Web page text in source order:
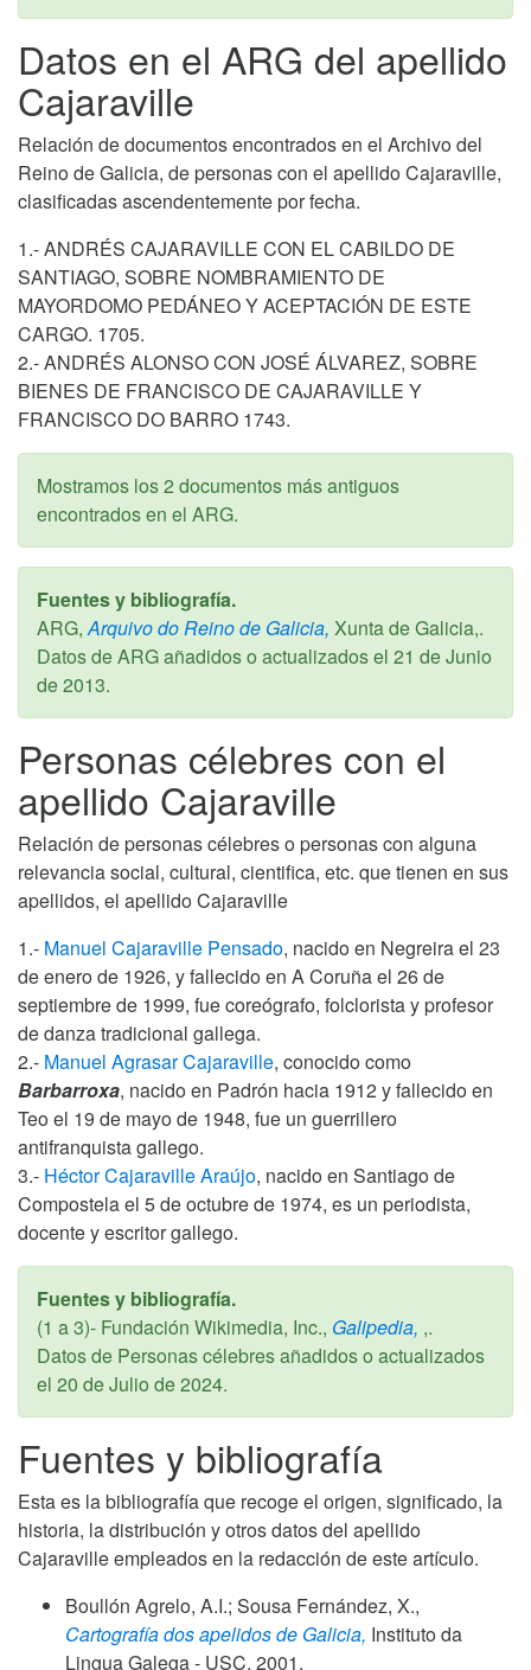
Datos en el ARG del apellido
Cajaraville
Relación de documentos encontrados en el Archivo del
Reino de Galicia, de personas con el apellido Cajaraville,
clasificadas ascendentemente por fecha.
1.- ANDRÉS CAJARAVILLE CON EL CABILDO DE
SANTIAGO, SOBRE NOMBRAMIENTO DE
MAYORDOMO PEDÁNEO Y ACEPTACIÓN DE ESTE
CARGO. 1705.
2.- ANDRÉS ALONSO CON JOSÉ ÁLVAREZ, SOBRE
BIENES DE FRANCISCO DE CAJARAVILLE Y
FRANCISCO DO BARRO 1743.
Mostramos los 2 documentos más antiguos
encontrados en el ARG.
Fuentes y bibliografía.
ARG, Arquivo do Reino de Galicia, Xunta de Galicia,.
Datos de ARG añadidos o actualizados el 21 de Junio
de 2013.
Personas célebres con el
apellido Cajaraville
Relación de personas célebres o personas con alguna
relevancia social, cultural, cientifica, etc. que tienen en sus
apellidos, el apellido Cajaraville
1.- Manuel Cajaraville Pensado, nacido en Negreira el 23
de enero de 1926, y fallecido en A Coruña el 26 de
septiembre de 1999, fue coreógrafo, folclorista y profesor
de danza tradicional gallega.
2.- Manuel Agrasar Cajaraville, conocido como
Barbarroxa, nacido en Padrón hacia 1912 y fallecido en
Teo el 19 de mayo de 1948, fue un guerrillero
antifranquista gallego.
3.- Héctor Cajaraville Araújo, nacido en Santiago de
Compostela el 5 de octubre de 1974, es un periodista,
docente y escritor gallego.
Fuentes y bibliografía.
(1 a 3)- Fundación Wikimedia, Inc., Galipedia, ,.
Datos de Personas célebres añadidos o actualizados
el 20 de Julio de 2024.
Fuentes y bibliografía
Esta es la bibliografía que recoge el origen, significado, la
historia, la distribución y otros datos del apellido
Cajaraville empleados en la redacción de este artículo.
Boullón Agrelo, A.I.; Sousa Fernández, X.,
Cartografía dos apelidos de Galicia, Instituto da
Lingua Galega - USC, 2001.